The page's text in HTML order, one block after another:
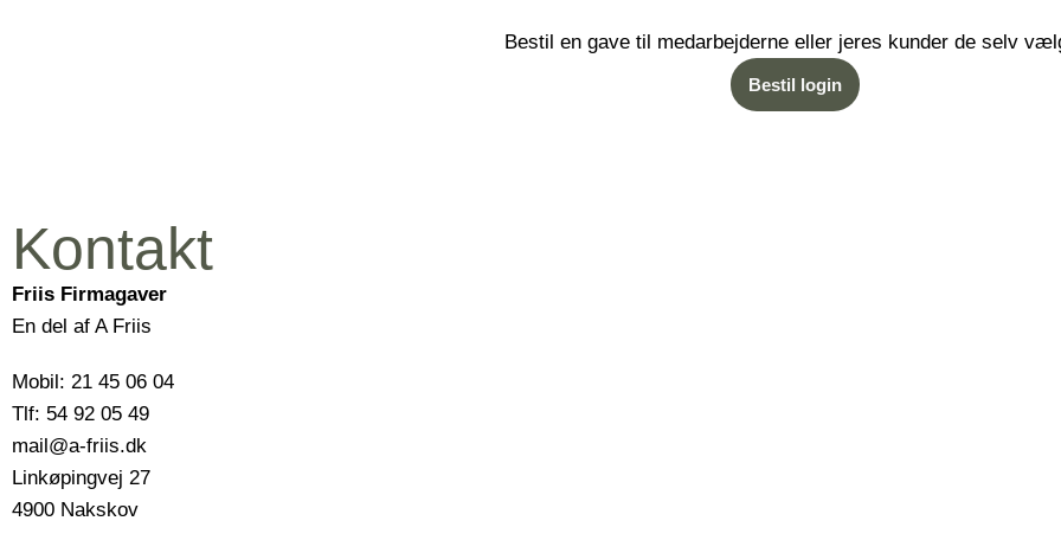
Bestil en gave til medarbejderne eller jeres kunder de selv
Bestil login
Kontakt
Friis Firmagaver
En del af A Friis
Mobil: 21 45 06 04
Tlf: 54 92 05 49
mail@a-friis.dk
Linkøpingvej 27
4900 Nakskov